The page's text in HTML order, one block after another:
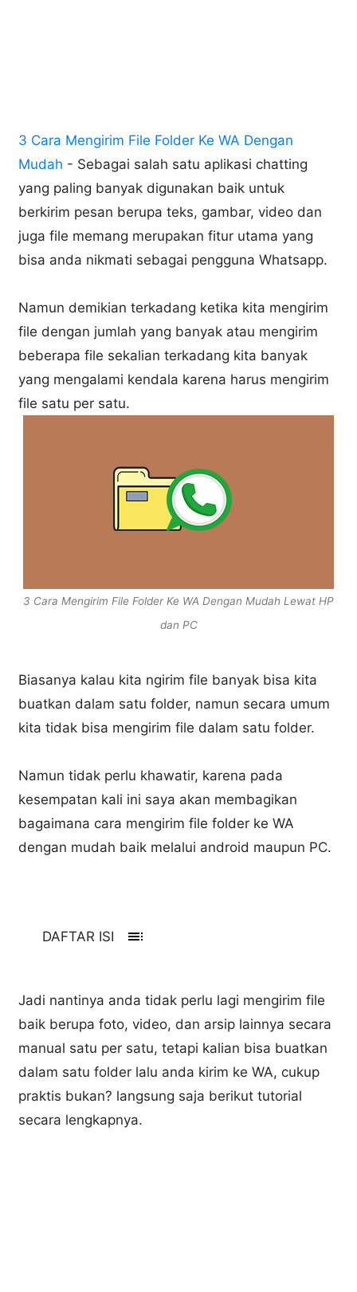
3 Cara Mengirim File Folder Ke WA Dengan
Mudah - Sebagai salah satu aplikasi chatting
yang paling banyak digunakan baik untuk
berkirim pesan berupa teks, gambar, video dan
juga file memang merupakan fitur utama yang
bisa anda nikmati sebagai pengguna Whatsapp.
Namun demikian terkadang ketika kita mengirim
file dengan jumlah yang banyak atau mengirim
beberapa file sekalian terkadang kita banyak
yang mengalami kendala karena harus mengirim
file satu per satu.
3 Cara Mengirim File Folder Ke WA Dengan Mudah Lewat HP
dan PC
Biasanya kalau kita ngirim file banyak bisa kita
buatkan dalam satu folder, namun secara umum
kita tidak bisa mengirim file dalam satu folder.
Namun tidak perlu khawatir, karena pada
kesempatan kali ini saya akan membagikan
bagaimana cara mengirim file folder ke WA
dengan mudah baik melalui android maupun PC.
DAFTAR ISI toc
Jadi nantinya anda tidak perlu lagi mengirim file
baik berupa foto, video, dan arsip lainnya secara
manual satu per satu, tetapi kalian bisa buatkan
dalam satu folder lalu anda kirim ke WA, cukup
praktis bukan? langsung saja berikut tutorial
secara lengkapnya.